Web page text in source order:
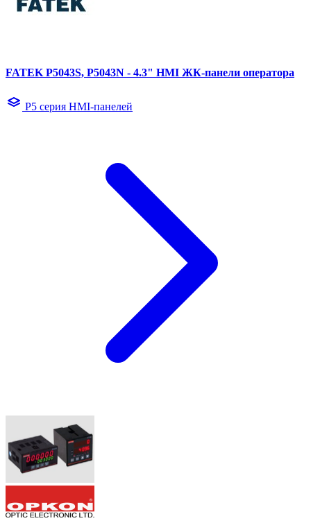
FATEK P5043S, P5043N - 4.3" HMI ЖК-панели оператора
P5 серия HMI-панелей